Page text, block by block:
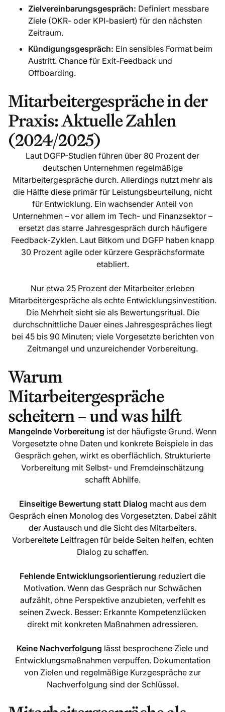
Zielvereinbarungsgespräch: Definiert messbare
Ziele (OKR- oder KPI-basiert) für den nächsten
Zeitraum.
Kündigungsgespräch: Ein sensibles Format beim
Austritt. Chance für Exit-Feedback und
Offboarding.
Mitarbeitergespräche in der
Praxis: Aktuelle Zahlen
(2024/2025)
Laut DGFP-Studien führen über 80 Prozent der
deutschen Unternehmen regelmäßige
Mitarbeitergespräche durch. Allerdings nutzt mehr als
die Hälfte diese primär für Leistungsbeurteilung, nicht
für Entwicklung. Ein wachsender Anteil von
Unternehmen – vor allem im Tech- und Finanzsektor –
ersetzt das starre Jahresgespräch durch häufigere
Feedback-Zyklen. Laut Bitkom und DGFP haben knapp
30 Prozent agile oder kürzere Gesprächsformate
etabliert.
Nur etwa 25 Prozent der Mitarbeiter erleben
Mitarbeitergespräche als echte Entwicklungsinvestition.
Die Mehrheit sieht sie als Bewertungsritual. Die
durchschnittliche Dauer eines Jahresgespräches liegt
bei 45 bis 90 Minuten; viele Vorgesetzte berichten von
Zeitmangel und unzureichender Vorbereitung.
Warum
Mitarbeitergespräche
scheitern – und was hilft
Mangelnde Vorbereitung ist der häufigste Grund. Wenn
Vorgesetzte ohne Daten und konkrete Beispiele in das
Gespräch gehen, wirkt es oberflächlich. Strukturierte
Vorbereitung mit Selbst- und Fremdeinschätzung
schafft Abhilfe.
Einseitige Bewertung statt Dialog macht aus dem
Gespräch einen Monolog des Vorgesetzten. Dabei zählt
der Austausch und die Sicht des Mitarbeiters.
Vorbereitete Leitfragen für beide Seiten helfen, echten
Dialog zu schaffen.
Fehlende Entwicklungsorientierung reduziert die
Motivation. Wenn das Gespräch nur Schwächen
aufzählt, ohne Perspektive anzubieten, verfehlt es
seinen Zweck. Besser: Erkannte Kompetenzlücken
direkt mit konkreten Maßnahmen adressieren.
Keine Nachverfolgung lässt besprochene Ziele und
Entwicklungsmaßnahmen verpuffen. Dokumentation
von Zielen und regelmäßige Kurzgespräche zur
Nachverfolgung sind der Schlüssel.